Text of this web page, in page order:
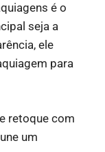
é o
seja a
ele
para
retoque com
um